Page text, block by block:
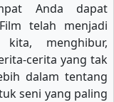
Anda dapat
telah menjadi
menghibur,
cerita yang tak
dalam tentang
seni yang paling